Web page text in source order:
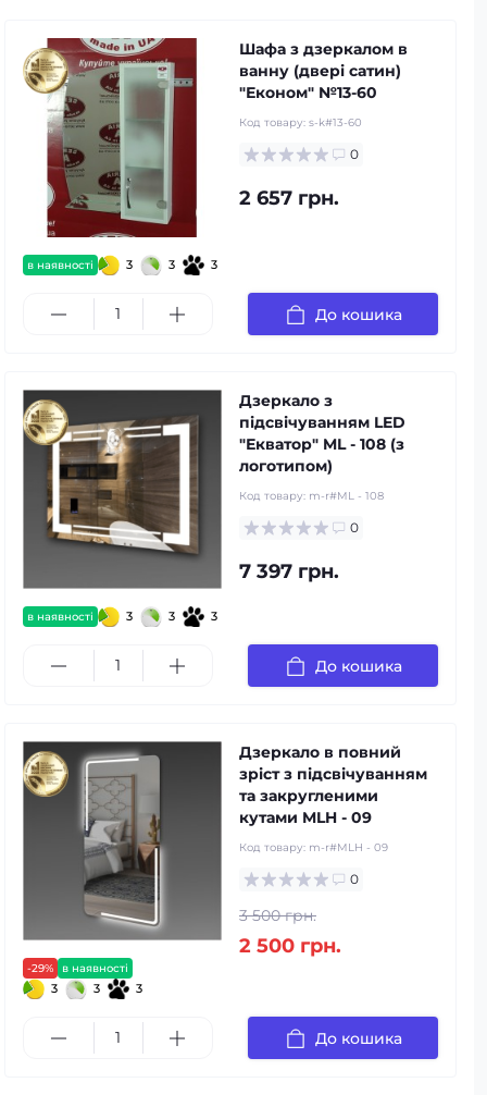
в наявності 3 3 3
Шафа з дзеркалом в
ванну (двері сатин)
"Економ" №13-60
Код товару: s-k#13-60
0
2 657 грн.
До кошика
в наявності 3 3 3
Дзеркало з
підсвічуванням LED
"Екватор" ML - 108 (з
логотипом)
Код товару: m-r#ML - 108
0
7 397 грн.
До кошика
-29% в наявності
3 3 3
Дзеркало в повний
зріст з підсвічуванням
та закругленими
кутами MLH - 09
Код товару: m-r#MLH - 09
0
3 500 грн.
2 500 грн.
До кошика